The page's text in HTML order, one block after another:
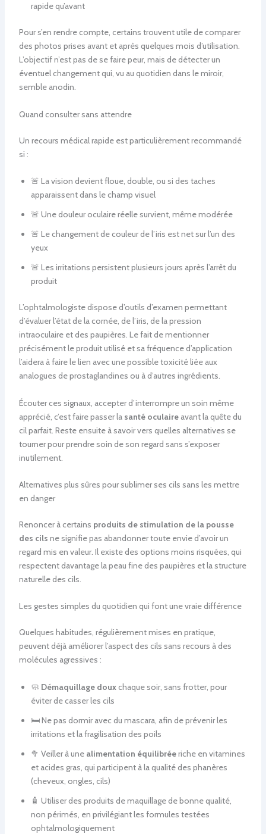
rapide qu’avant
Pour s’en rendre compte, certains trouvent utile de comparer
des photos prises avant et après quelques mois d’utilisation.
L’objectif n’est pas de se faire peur, mais de détecter un
éventuel changement qui, vu au quotidien dans le miroir,
semble anodin.
Quand consulter sans attendre
Un recours médical rapide est particulièrement recommandé
si :
🚨 La vision devient floue, double, ou si des taches
apparaissent dans le champ visuel
🚨 Une douleur oculaire réelle survient, même modérée
🚨 Le changement de couleur de l’iris est net sur l’un des
yeux
🚨 Les irritations persistent plusieurs jours après l’arrêt du
produit
L’ophtalmologiste dispose d’outils d’examen permettant
d’évaluer l’état de la cornée, de l’iris, de la pression
intraoculaire et des paupières. Le fait de mentionner
précisément le produit utilisé et sa fréquence d’application
l’aidera à faire le lien avec une possible toxicité liée aux
analogues de prostaglandines ou à d’autres ingrédients.
Écouter ces signaux, accepter d’interrompre un soin même
apprécié, c’est faire passer la santé oculaireavant la quête du
cil parfait. Reste ensuite à savoir vers quelles alternatives se
tourner pour prendre soin de son regard sans s’exposer
inutilement.
Alternatives plus sûres pour sublimer ses cils sans les mettre
en danger
Renoncer à certains produits de stimulation de la pousse
des cils ne signifie pas abandonner toute envie d’avoir un
regard mis en valeur. Il existe des options moins risquées, qui
respectent davantage la peau fine des paupières et la structure
naturelle des cils.
Les gestes simples du quotidien qui font une vraie différence
Quelques habitudes, régulièrement mises en pratique,
peuvent déjà améliorer l’aspect des cils sans recours à des
molécules agressives :
🧼 Démaquillage douxchaque soir, sans frotter, pour
éviter de casser les cils
🛏️ Ne pas dormir avec du mascara, afin de prévenir les
irritations et la fragilisation des poils
🥦 Veiller à une alimentation équilibréeriche en vitamines
et acides gras, qui participent à la qualité des phanères
(cheveux, ongles, cils)
🧴 Utiliser des produits de maquillage de bonne qualité,
non périmés, en privilégiant les formules testées
ophtalmologiquement